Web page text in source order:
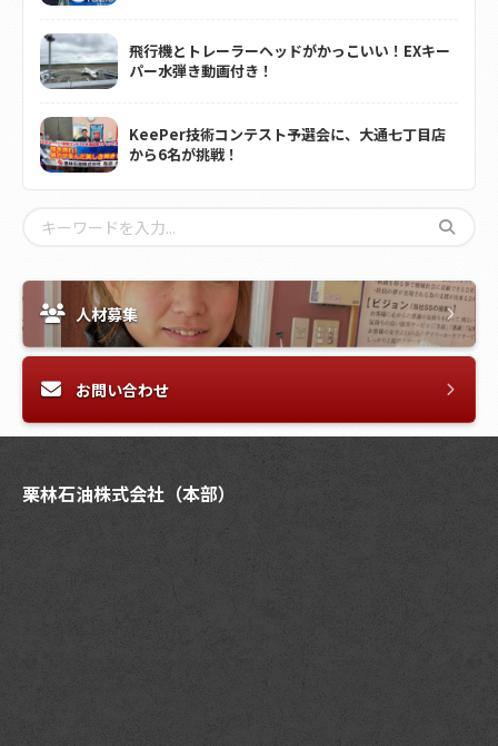
飛行機とトレーラーヘッドがかっこいい！EXキー
パー水弾き動画付き！
KeePer技術コンテスト予選会に、大通七丁目店
から6名が挑戦！
人材募集
お問い合わせ
栗林石油株式会社（本部）